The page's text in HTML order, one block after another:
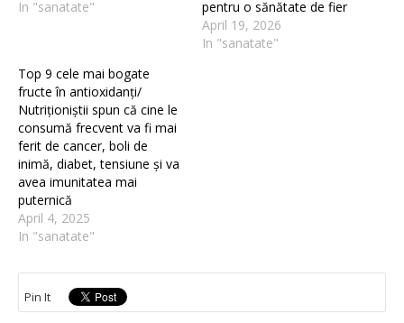
In "sanatate"
pentru o sănătate de fier
April 19, 2026
In "sanatate"
Top 9 cele mai bogate
fructe în antioxidanți/
Nutriționiștii spun că cine le
consumă frecvent va fi mai
ferit de cancer, boli de
inimă, diabet, tensiune și va
avea imunitatea mai
puternică
April 4, 2025
In "sanatate"
Pin It